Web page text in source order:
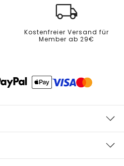
Kostenfreier Versand für
Member ab 29€